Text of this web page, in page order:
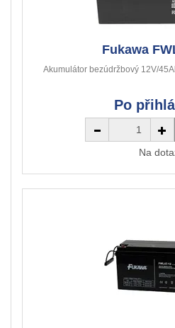
Fukawa
Akumulátor bezúdržbový 12V/
Po
Na